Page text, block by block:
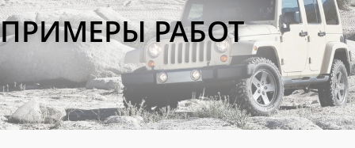
ПРИМЕРЫ РАБОТ